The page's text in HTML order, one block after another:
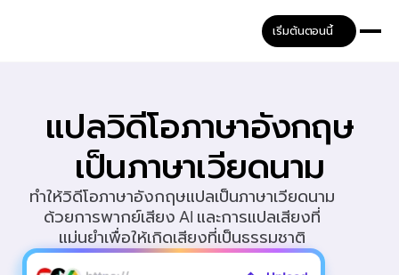
เริ่มต้นตอนนี้
แปลวิดีโอภาษาอังกฤษ
เป็นภาษาเวียดนาม
ทำให้วิดีโอภาษาอังกฤษแปลเป็นภาษาเวียดนาม
ด้วยการพากย์เสียง AI และการแปลเสียงที่
แม่นยำเพื่อให้เกิดเสียงที่เป็นธรรมชาติ